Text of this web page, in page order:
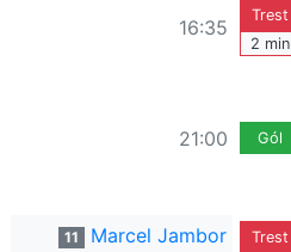
16:35
Trest
2 min
21:00
Gól
11 Marcel Jambor
Trest